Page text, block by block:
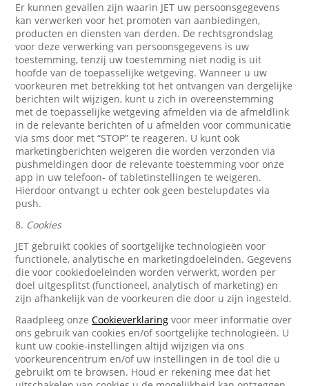
Er kunnen gevallen zijn waarin JET uw persoonsgegevens
kan verwerken voor het promoten van aanbiedingen,
producten en diensten van derden. De rechtsgrondslag
voor deze verwerking van persoonsgegevens is uw
toestemming, tenzij uw toestemming niet nodig is uit
hoofde van de toepasselijke wetgeving. Wanneer u uw
voorkeuren met betrekking tot het ontvangen van dergelijke
berichten wilt wijzigen, kunt u zich in overeenstemming
met de toepasselijke wetgeving afmelden via de afmeldlink
in de relevante berichten of u afmelden voor communicatie
via sms door met “STOP” te reageren. U kunt ook
marketingberichten weigeren die worden verzonden via
pushmeldingen door de relevante toestemming voor onze
app in uw telefoon- of tabletinstellingen te weigeren.
Hierdoor ontvangt u echter ook geen bestelupdates via
push.
8. Cookies
JET gebruikt cookies of soortgelijke technologieën voor
functionele, analytische en marketingdoeleinden. Gegevens
die voor cookiedoeleinden worden verwerkt, worden per
doel uitgesplitst (functioneel, analytisch of marketing) en
zijn afhankelijk van de voorkeuren die door u zijn ingesteld.
Raadpleeg onzeCookieverklaring voor meer informatie over
ons gebruik van cookies en/of soortgelijke technologieën. U
kunt uw cookie-instellingen altijd wijzigen via ons
voorkeurencentrum en/of uw instellingen in de tool die u
gebruikt om te browsen. Houd er rekening mee dat het